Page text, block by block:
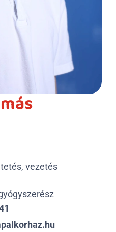
vezetés